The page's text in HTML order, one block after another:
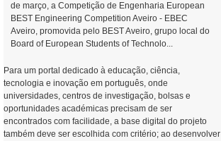
de março, a Competição de Engenharia European
BEST Engineering Competition Aveiro - EBEC
Aveiro, promovida pelo BEST Aveiro, grupo local do
Board of European Students of Technolo...
Para um portal dedicado à educação, ciência,
tecnologia e inovação em português, onde
universidades, centros de investigação, bolsas e
oportunidades académicas precisam de ser
encontrados com facilidade, a base digital do projeto
também deve ser escolhida com critério; ao desenvolver